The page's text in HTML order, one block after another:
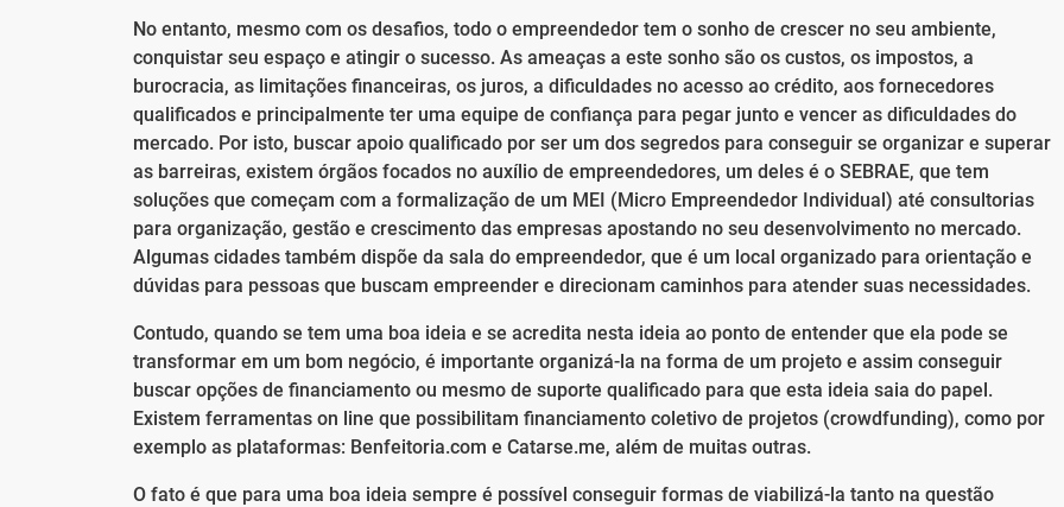
No entanto, mesmo com os desafios, todo o empreendedor tem o sonho de crescer no seu ambiente,
conquistar seu espaço e atingir o sucesso. As ameaças a este sonho são os custos, os impostos, a
burocracia, as limitações financeiras, os juros, a dificuldades no acesso ao crédito, aos fornecedores
qualificados e principalmente ter uma equipe de confiança para pegar junto e vencer as dificuldades do
mercado. Por isto, buscar apoio qualificado por ser um dos segredos para conseguir se organizar e superar
as barreiras, existem órgãos focados no auxílio de empreendedores, um deles é o SEBRAE, que tem
soluções que começam com a formalização de um MEI (Micro Empreendedor Individual) até consultorias
para organização, gestão e crescimento das empresas apostando no seu desenvolvimento no mercado.
Algumas cidades também dispõe da sala do empreendedor, que é um local organizado para orientação e
dúvidas para pessoas que buscam empreender e direcionam caminhos para atender suas necessidades.
Contudo, quando se tem uma boa ideia e se acredita nesta ideia ao ponto de entender que ela pode se
transformar em um bom negócio, é importante organizá-la na forma de um projeto e assim conseguir
buscar opções de financiamento ou mesmo de suporte qualificado para que esta ideia saia do papel.
Existem ferramentas on line que possibilitam financiamento coletivo de projetos (crowdfunding), como por
exemplo as plataformas: Benfeitoria.com e Catarse.me, além de muitas outras.
O fato é que para uma boa ideia sempre é possível conseguir formas de viabilizá-la tanto na questão